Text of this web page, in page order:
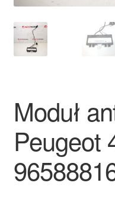
Skarga
Zasady i warunki
Moduł
Peugeot